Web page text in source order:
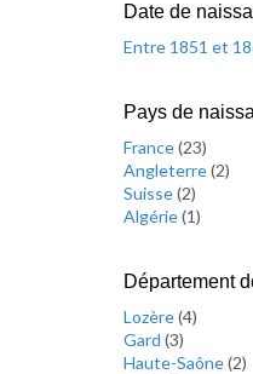
Date de
Entre 1851 et
Pays de
France(23)
Angleterre(2)
Suisse(2)
Algérie(1)
Département
Lozère(4)
Gard (3)
Haute-Saône(2)